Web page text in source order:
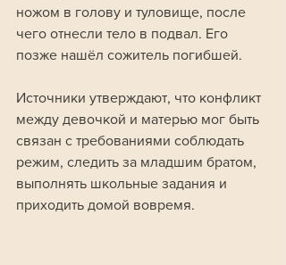
ножом в голову и туловище, после
чего отнесли тело в подвал. Его
позже нашёл сожитель погибшей.
Источники утверждают, что конфликт
между девочкой и матерью мог быть
связан с требованиями соблюдать
режим, следить за младшим братом,
выполнять школьные задания и
приходить домой вовремя.